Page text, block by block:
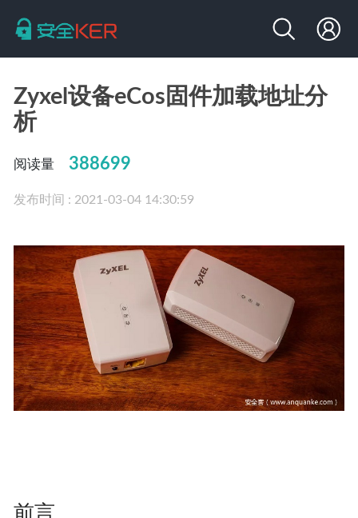
Zyxel设备eCos固件加载地址分
析
阅读量 388699
发布时间 : 2021-03-04 14:30:59
前言